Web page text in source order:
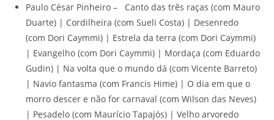
Paulo César Pinheiro – Canto das três raças (com Mauro
Duarte) | Cordilheira (com Sueli Costa) | Desenredo
(com Dori Caymmi) | Estrela da terra (com Dori Caymmi)
| Evangelho (com Dori Caymmi) | Mordaça (com Eduardo
Gudin) | Na volta que o mundo dá (com Vicente Barreto)
| Navio fantasma (com Francis Hime) | O dia em que o
morro descer e não for carnaval (com Wilson das Neves)
| Pesadelo (com Maurício Tapajós) | Velho arvoredo